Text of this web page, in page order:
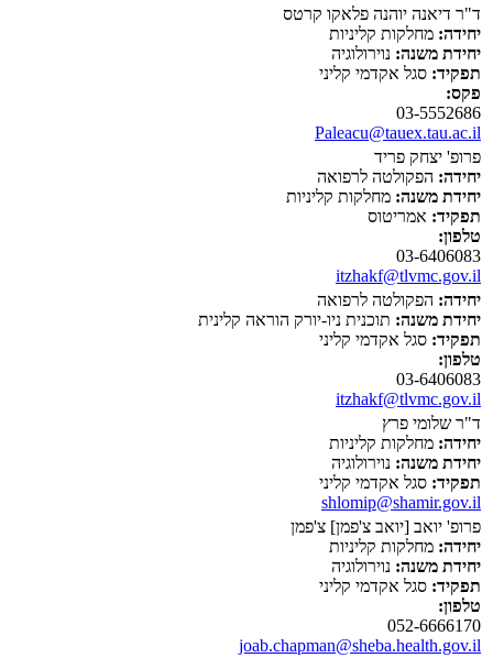
ד"ר דיאנה יוהנה פלאקו קרטס
יחידה: מחלקות קליניות
יחידת משנה: נוירולוגיה
תפקיד: סגל אקדמי קליני
פקס:
03-5552686
Paleacu@tauex.tau.ac.il
פרופ' יצחק פריד
יחידה: הפקולטה לרפואה
יחידת משנה: מחלקות קליניות
תפקיד: אמריטוס
טלפון:
03-6406083
itzhakf@tlvmc.gov.il
יחידה: הפקולטה לרפואה
יחידת משנה: תוכנית ניו-יורק הוראה קלינית
תפקיד: סגל אקדמי קליני
טלפון:
03-6406083
itzhakf@tlvmc.gov.il
ד"ר שלומי פרץ
יחידה: מחלקות קליניות
יחידת משנה: נוירולוגיה
תפקיד: סגל אקדמי קליני
shlomip@shamir.gov.il
פרופ' יואב [יואב צ'פמן] צ'פמן
יחידה: מחלקות קליניות
יחידת משנה: נוירולוגיה
תפקיד: סגל אקדמי קליני
טלפון:
052-6666170
joab.chapman@sheba.health.gov.il